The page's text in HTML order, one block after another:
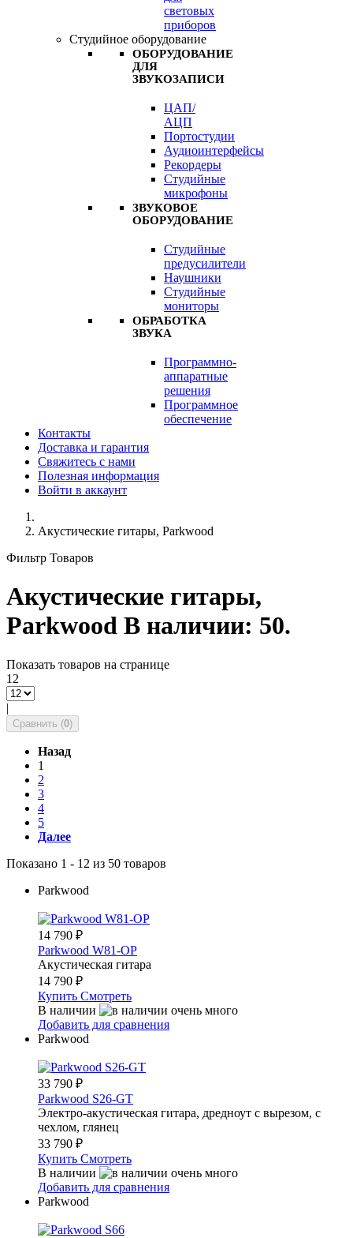
световых
приборов
Студийное оборудование
ОБОРУДОВАНИЕ
ДЛЯ
ЗВУКОЗАПИСИ
ЦАП/
АЦП
Портостудии
Аудиоинтерфейсы
Рекордеры
Студийные
микрофоны
ЗВУКОВОЕ
ОБОРУДОВАНИЕ
Студийные
предусилители
Наушники
Студийные
мониторы
ОБРАБОТКА
ЗВУКА
Программно-
аппаратные
решения
Программное
обеспечение
Контакты
Доставка и гарантия
Свяжитесь с нами
Полезная информация
Войти в аккаунт
Акустические гитары, Parkwood
Фильтр Товаров
Акустические гитары,
Parkwood В наличии: 50.
Показать товаров на странице
12
|
Сравнить (0)
Назад
1
2
3
4
5
Далее
Показано 1 - 12 из 50 товаров
Parkwood
14 790 ₽
Parkwood W81-OP
Акустическая гитара
14 790 ₽
Купить Смотреть
В наличии
Добавить для сравнения
Parkwood
33 790 ₽
Parkwood S26-GT
Электро-акустическая гитара, дредноут с вырезом, с
чехлом, глянец
33 790 ₽
Купить Смотреть
В наличии
Добавить для сравнения
Parkwood